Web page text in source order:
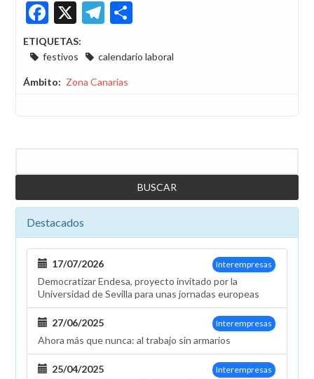
Facebook
X Telegram
ETIQUETAS:
festivos
calendario laboral
Ámbito Zona Canarias
Destacados
Interempresas
17/07/2026
Democratizar Endesa, proyecto invitado por la
Universidad de Sevilla para unas jornadas europeas
Interempresas
27/06/2025
Ahora más que nunca: al trabajo sin armarios
Interempresas
25/04/2025